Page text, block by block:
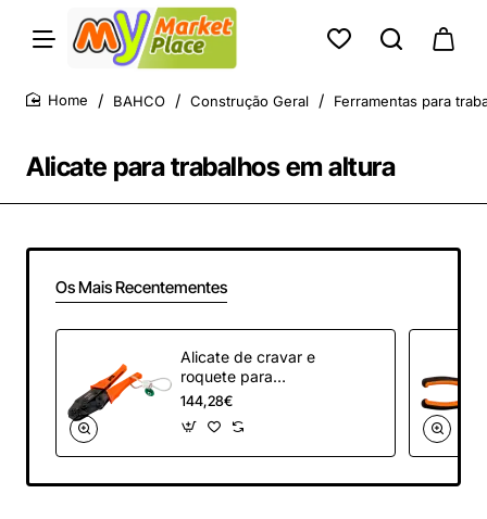
Alicate para trabalhos em altura
BAHCO Construção Geral Ferramentas para
Os Mais Recentementes
Alicate de cravar e
roquete para
conectores isolados
com laço de arame
metálico fixo - 225
mm - TAHCRW01
144,28€